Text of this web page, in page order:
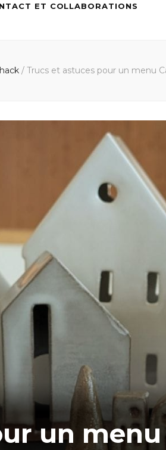
ET COLLABORATIONS
/ Trucs et astuces pour un menu
un